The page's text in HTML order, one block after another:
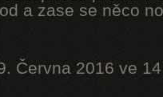
a zase se něco
Června 2016 ve